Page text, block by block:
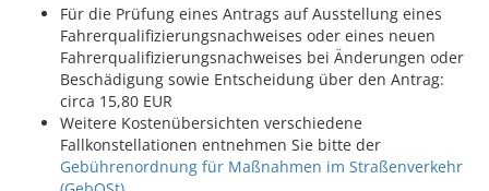
Für die Prüfung eines Antrags auf Ausstellung eines
Fahrerqualifizierungsnachweises oder eines neuen
Fahrerqualifizierungsnachweises bei Änderungen oder
Beschädigung sowie Entscheidung über den Antrag:
circa 15,80 EUR
Weitere Kostenübersichten verschiedene
Fallkonstellationen entnehmen Sie bitte der
Gebührenordnung für Maßnahmen im Straßenverkehr